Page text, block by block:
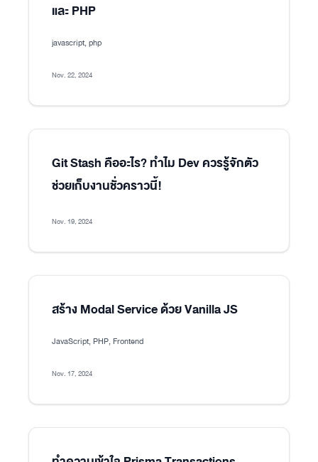
และ PHP
javascript, php
Nov. 22, 2024
Git Stash คืออะไร? ทำไม Dev ควรรู้จักตัว
ช่วยเก็บงานชั่วคราวนี้!
Nov. 19, 2024
สร้าง Modal Service ด้วย Vanilla JS
JavaScript, PHP, Frontend
Nov. 17, 2024